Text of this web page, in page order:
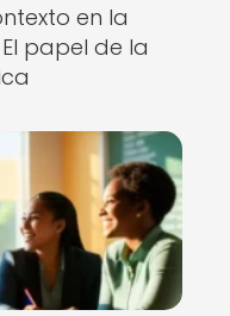
en la
papel de la